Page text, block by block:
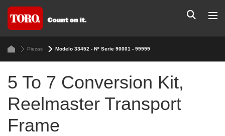
Piezas Modelo 33452 - Nº Serie 90001 - 99999
5 To 7 Conversion Kit,
Reelmaster Transport
Frame